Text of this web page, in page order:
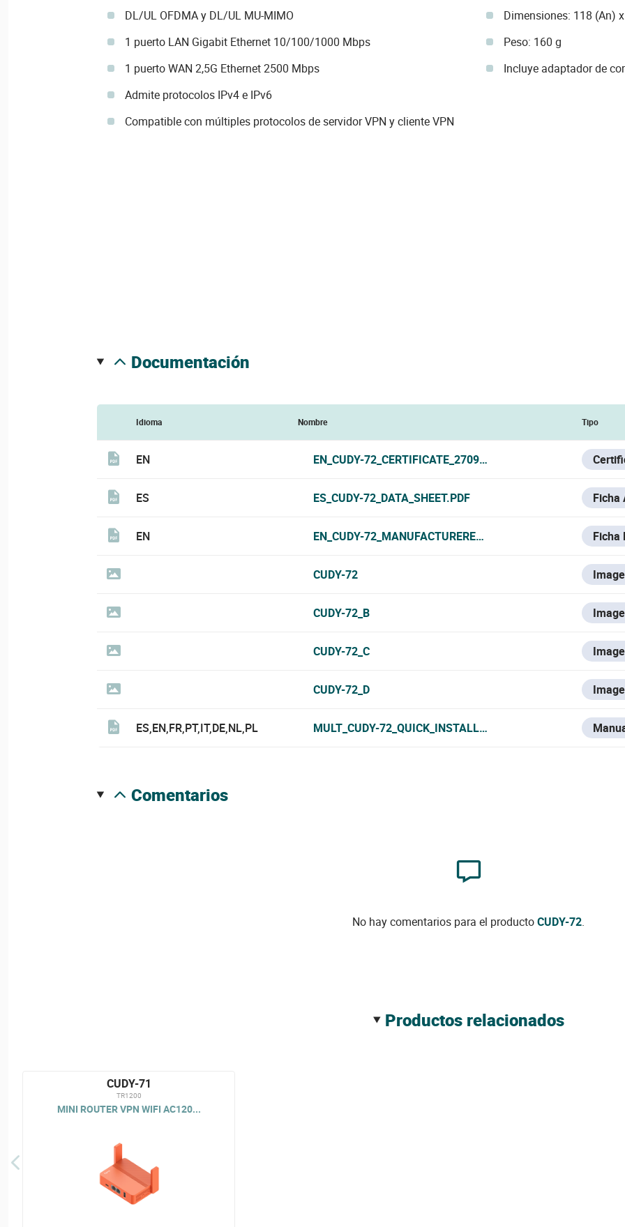
DL/UL OFDMA y DL/UL MU-MIMO
1 puerto LAN Gigabit Ethernet 10/100/1000 Mbps
1 puerto WAN 2,5G Ethernet 2500 Mbps
Admite protocolos IPv4 e IPv6
Compatible con múltiples protocolos de servidor VPN y cliente VPN
Dimensiones: 118 (An)
Peso: 160 g
Incluye adaptador de
documentación
Idioma Nombre Tipo
EN EN_CUDY-72_CERTIFICATE_270923.PDF
ES ES_CUDY-72_DATA_SHEET.PDF Ficha
EN EN_CUDY-72_MANUFACTURERE_DATA_SHEET.PDF Ficha
CUDY-72
CUDY-72_B
CUDY-72_C
CUDY-72_D
ES,EN,FR,PT,IT,DE,NL,PL MULT_CUDY-72_QUICK_INSTALLATION_GUIDE.PDF
comentarios
No hay comentarios para el productoCUDY-72.
productos relacionados
CUDY-71
TR1200
MINI ROUTER VPN WIFI AC120...